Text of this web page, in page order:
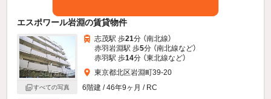
エスポワール岩淵の賃貸物件
すべての写真
志茂駅 歩21分 （南北線）
赤羽岩淵駅 歩5分 （南北線など）
赤羽駅 歩14分 （東北線など）
東京都北区岩淵町39-20
6階建 / 46年9ヶ月 / RC